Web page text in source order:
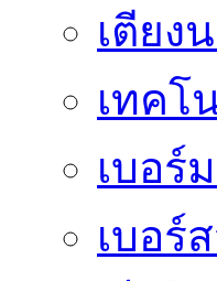
เตียง
เทคโ
เบอร์
เบอร์